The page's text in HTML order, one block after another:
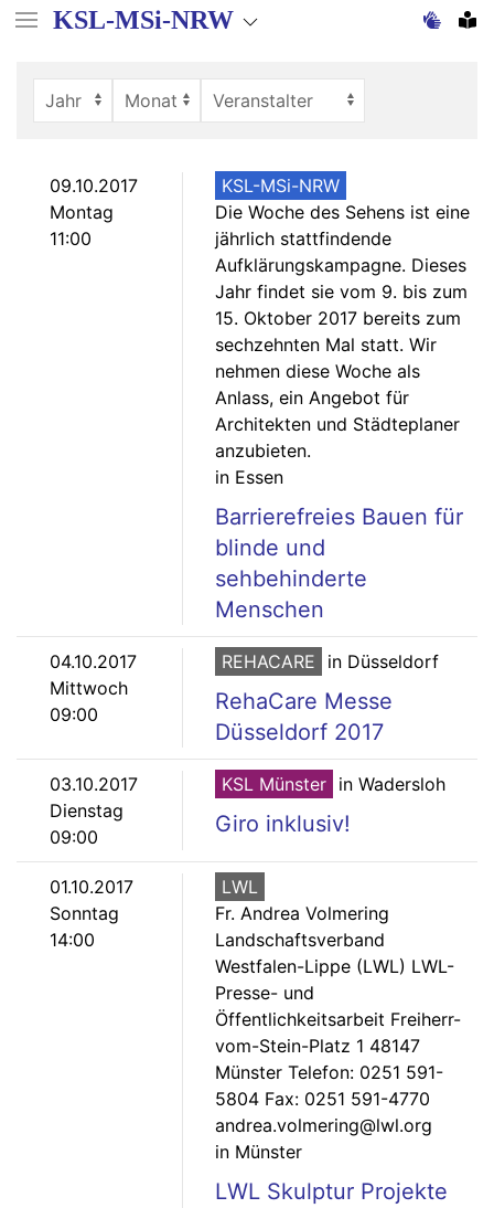
Direkt KSL-MSi-NRW
09.10.2017
Montag
11:00
KSL-MSi-NRW
Die Woche des Sehens ist eine
jährlich stattfindende
Aufklärungskampagne. Dieses
Jahr findet sie vom 9. bis zum
15. Oktober 2017 bereits zum
sechzehnten Mal statt. Wir
nehmen diese Woche als
Anlass, ein Angebot für
Architekten und Städteplaner
anzubieten.
in Essen
Barrierefreies Bauen für
blinde und
sehbehinderte
Menschen
04.10.2017
Mittwoch
09:00
REHACARE in Düsseldorf
RehaCare Messe
Düsseldorf 2017
03.10.2017
Dienstag
09:00
KSL Münster in Wadersloh
Giro inklusiv!
01.10.2017
Sonntag
14:00
LWL
Fr. Andrea Volmering
Landschaftsverband
Westfalen-Lippe (LWL) LWL-
Presse- und
Öffentlichkeitsarbeit Freiherr-
vom-Stein-Platz 1 48147
Münster Telefon: 0251 591-
5804 Fax: 0251 591-4770
andrea.volmering@lwl.org
in Münster
LWL Skulptur Projekte